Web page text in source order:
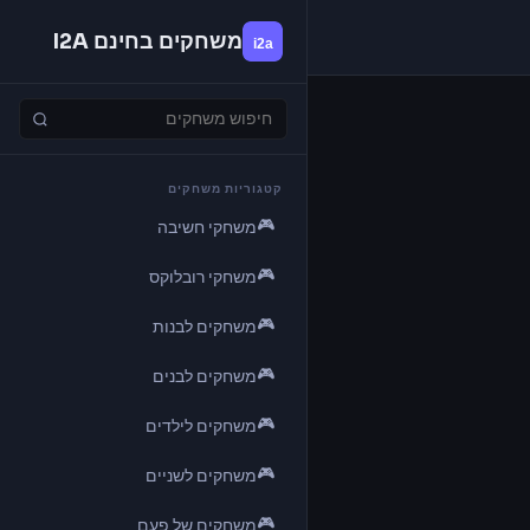
משחקים בחינם I2A
קטגוריות משחקים
🎮משחקי חשיבה
🎮משחקי רובלוקס
🎮משחקים לבנות
🎮משחקים לבנים
🎮משחקים לילדים
🎮משחקים לשניים
🎮משחקים של פעם